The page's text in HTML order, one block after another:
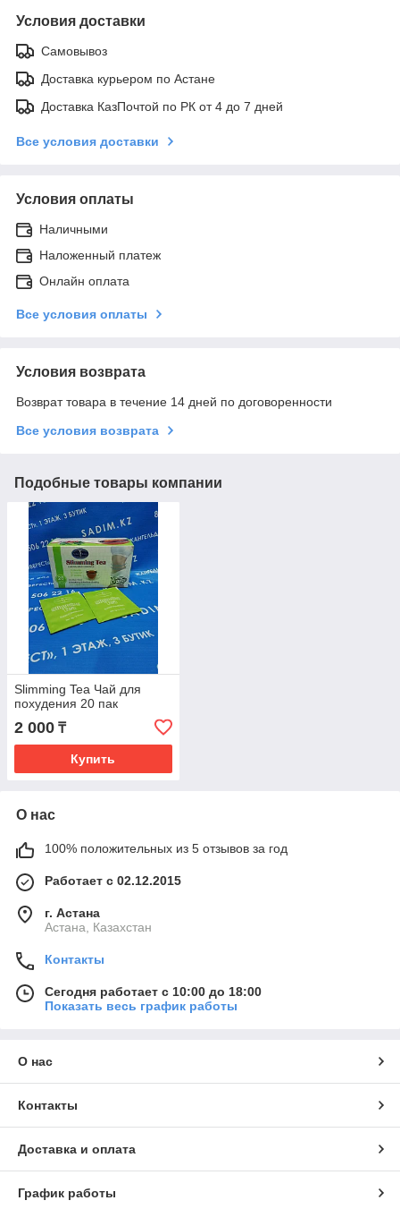
Условия доставки
Самовывоз
Доставка курьером по Астане
Доставка КазПочтой по РК от 4 до 7 дней
Все условия доставки
Условия оплаты
Наличными
Наложенный платеж
Онлайн оплата
Все условия оплаты
Условия возврата
Возврат товара в течение 14 дней по договоренности
Все условия возврата
Подобные товары компании
Slimming Tea Чай для
похудения 20 пак
2 000 ₸
Купить
О нас
100% положительных из 5 отзывов за год
Работает с 02.12.2015
г. Астана
Астана, Казахстан
Контакты
Сегодня работает с 10:00 до 18:00
Показать весь график работы
О нас
Контакты
Доставка и оплата
График работы